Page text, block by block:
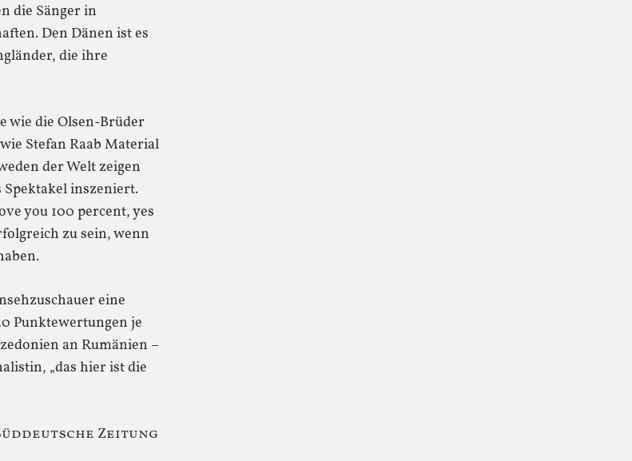
die Sänger in
Den Dänen ist es
die ihre
wie die Olsen-Brüder
Stefan Raab Material
der Welt zeigen
Spektakel inszeniert.
you 100 percent, yes
zu sein, wenn
eine
Punktewertungen je
an Rumänien –
„das hier ist die
Zeitung